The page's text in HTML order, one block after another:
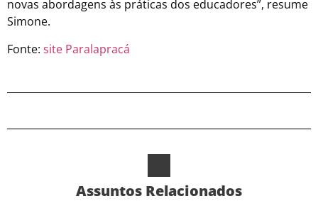
novas abordagens às práticas dos educadores”, resume
Simone.
Fonte: site Paralapracá
Assuntos Relacionados